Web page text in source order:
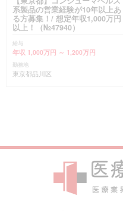
系製品の営業経験が10年以上あ
る方募集！/ 想定年収1,000万円
以上！（№47940）
給与
年収 1,000万円 ～ 1,200万円
勤務地
東京都品川区